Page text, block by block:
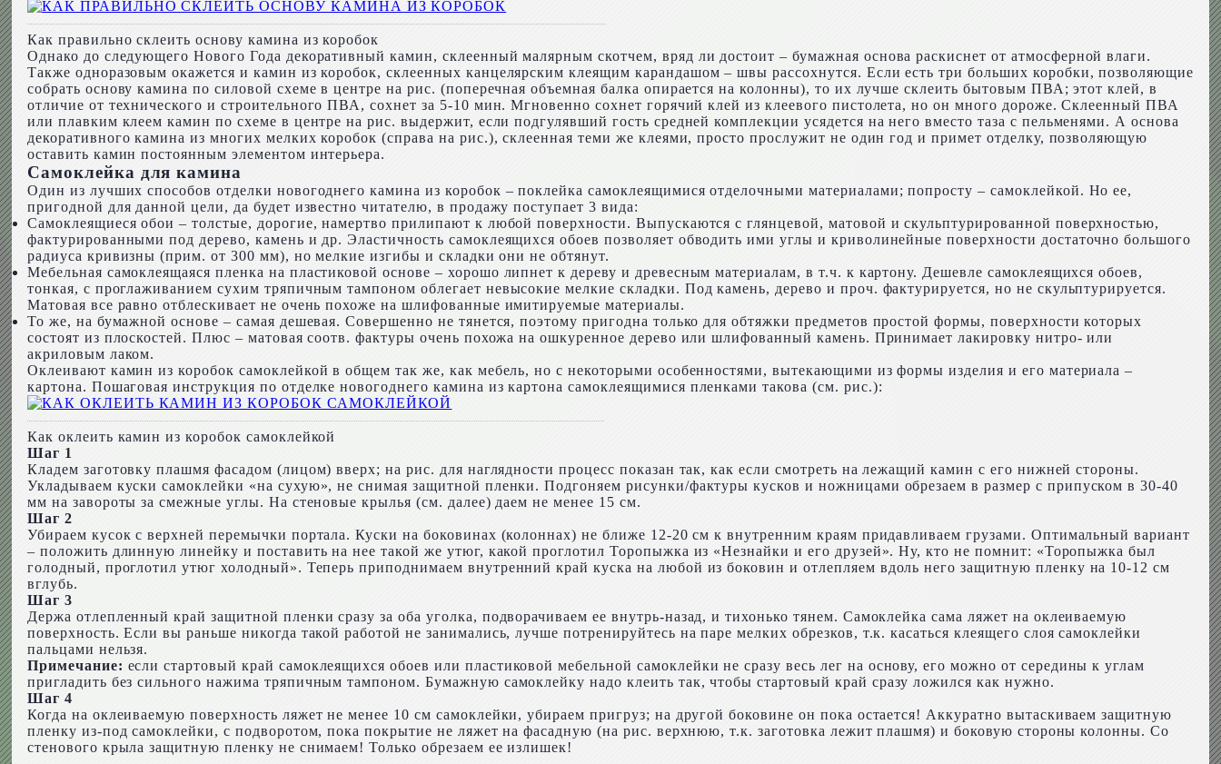
Как правильно склеить основу камина из коробок
Однако до следующего Нового Года декоративный камин, склеенный малярным скотчем, вряд ли достоит – бумажная основа раскиснет от атмосферной влаги.
Также одноразовым окажется и камин из коробок, склеенных канцелярским клеящим карандашом – швы рассохнутся. Если есть три больших коробки, позволяющие
собрать основу камина по силовой схеме в центре на рис. (поперечная объемная балка опирается на колонны), то их лучше склеить бытовым ПВА; этот клей, в
отличие от технического и строительного ПВА, сохнет за 5-10 мин. Мгновенно сохнет горячий клей из клеевого пистолета, но он много дороже. Склеенный ПВА
или плавким клеем камин по схеме в центре на рис. выдержит, если подгулявший гость средней комплекции усядется на него вместо таза с пельменями. А основа
декоративного камина из многих мелких коробок (справа на рис.), склеенная теми же клеями, просто прослужит не один год и примет отделку, позволяющую
оставить камин постоянным элементом интерьера.
Самоклейка для камина
Один из лучших способов отделки новогоднего камина из коробок – поклейка самоклеящимися отделочными материалами; попросту – самоклейкой. Но ее,
пригодной для данной цели, да будет известно читателю, в продажу поступает 3 вида:
Самоклеящиеся обои – толстые, дорогие, намертво прилипают к любой поверхности. Выпускаются с глянцевой, матовой и скульптурированной поверхностью,
фактурированными под дерево, камень и др. Эластичность самоклеящихся обоев позволяет обводить ими углы и криволинейные поверхности достаточно большого
радиуса кривизны (прим. от 300 мм), но мелкие изгибы и складки они не обтянут.
Мебельная самоклеящаяся пленка на пластиковой основе – хорошо липнет к дереву и древесным материалам, в т.ч. к картону. Дешевле самоклеящихся обоев,
тонкая, с проглаживанием сухим тряпичным тампоном облегает невысокие мелкие складки. Под камень, дерево и проч. фактурируется, но не скульптурируется.
Матовая все равно отблескивает не очень похоже на шлифованные имитируемые материалы.
То же, на бумажной основе – самая дешевая. Совершенно не тянется, поэтому пригодна только для обтяжки предметов простой формы, поверхности которых
состоят из плоскостей. Плюс – матовая соотв. фактуры очень похожа на ошкуренное дерево или шлифованный камень. Принимает лакировку нитро- или
акриловым лаком.
Оклеивают камин из коробок самоклейкой в общем так же, как мебель, но с некоторыми особенностями, вытекающими из формы изделия и его материала –
картона. Пошаговая инструкция по отделке новогоднего камина из картона самоклеящимися пленками такова (см. рис.):
Как оклеить камин из коробок самоклейкой
Шаг 1
Кладем заготовку плашмя фасадом (лицом) вверх; на рис. для наглядности процесс показан так, как если смотреть на лежащий камин с его нижней стороны.
Укладываем куски самоклейки «на сухую», не снимая защитной пленки. Подгоняем рисунки/фактуры кусков и ножницами обрезаем в размер с припуском в 30-40
мм на завороты за смежные углы. На стеновые крылья (см. далее) даем не менее 15 см.
Шаг 2
Убираем кусок с верхней перемычки портала. Куски на боковинах (колоннах) не ближе 12-20 см к внутренним краям придавливаем грузами. Оптимальный вариант
– положить длинную линейку и поставить на нее такой же утюг, какой проглотил Торопыжка из «Незнайки и его друзей». Ну, кто не помнит: «Торопыжка был
голодный, проглотил утюг холодный». Теперь приподнимаем внутренний край куска на любой из боковин и отлепляем вдоль него защитную пленку на 10-12 см
вглубь.
Шаг 3
Держа отлепленный край защитной пленки сразу за оба уголка, подворачиваем ее внутрь-назад, и тихонько тянем. Самоклейка сама ляжет на оклеиваемую
поверхность. Если вы раньше никогда такой работой не занимались, лучше потренируйтесь на паре мелких обрезков, т.к. касаться клеящего слоя самоклейки
пальцами нельзя.
Примечание: если стартовый край самоклеящихся обоев или пластиковой мебельной самоклейки не сразу весь лег на основу, его можно от середины к углам
пригладить без сильного нажима тряпичным тампоном. Бумажную самоклейку надо клеить так, чтобы стартовый край сразу ложился как нужно.
Шаг 4
Когда на оклеиваемую поверхность ляжет не менее 10 см самоклейки, убираем пригруз; на другой боковине он пока остается! Аккуратно вытаскиваем защитную
пленку из-под самоклейки, с подворотом, пока покрытие не ляжет на фасадную (на рис. верхнюю, т.к. заготовка лежит плашмя) и боковую стороны колонны. Со
стенового крыла защитную пленку не снимаем! Только обрезаем ее излишек!